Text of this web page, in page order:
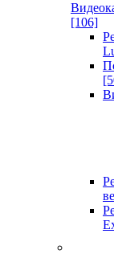
[106]